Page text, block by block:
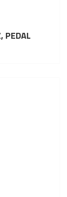
PEDAL